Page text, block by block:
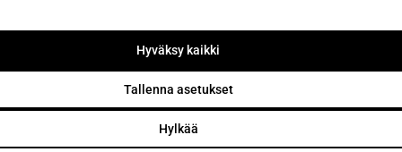
Hylkää
Tallenna asetukset
Hyväksy kaikki
Design your sauna